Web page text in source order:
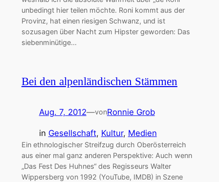
unbedingt hier teilen möchte. Roni kommt aus der
Provinz, hat einen riesigen Schwanz, und ist
sozusagen über Nacht zum Hipster geworden: Das
siebenminütige…
Bei den alpenländischen Stämmen
Aug. 7, 2012—vonRonnie Grob
in Gesellschaft, Kultur, Medien
Ein ethnologischer Streifzug durch Oberösterreich
aus einer mal ganz anderen Perspektive: Auch wenn
„Das Fest Des Huhnes“ des Regisseurs Walter
Wippersberg von 1992 (YouTube, IMDB) in Szene